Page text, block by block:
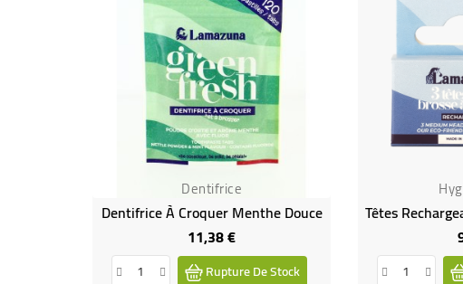
Dentifrice
Dentifrice À Croquer Menthe Douce
11,38 €Prix
Rupture De Stock